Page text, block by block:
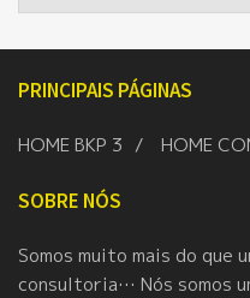
PRINCIPAIS PÁGINAS
HOME BKP 3 HOME
SOBRE NÓS
Somos muito mais do que
consultoria… Nós somos